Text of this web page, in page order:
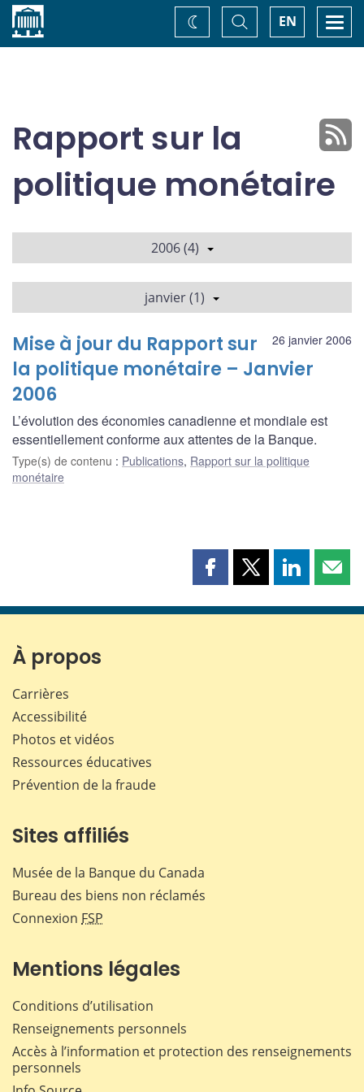
Accueil EN
Basculer
la
recherche
Changez
de
Rapport sur la
politique monétaire
2006 (4)
janvier (1)
26 janvier 2006
Mise à jour du Rapport sur
la politique monétaire – Janvier
2006
L’évolution des économies canadienne et mondiale est
essentiellement conforme aux attentes de la Banque.
Type(s) de contenu : Publications, Rapport sur la politique
monétaire
Partager
page
Partager
page
Partager
page page
À propos
Carrières
Accessibilité
Photos et vidéos
Ressources éducatives
Prévention de la fraude
Sites affiliés
Musée de la Banque du Canada
Bureau des biens non réclamés
Connexion FSP
Mentions légales
Conditions d’utilisation
Renseignements personnels
Accès à l’information et protection des renseignements
personnels